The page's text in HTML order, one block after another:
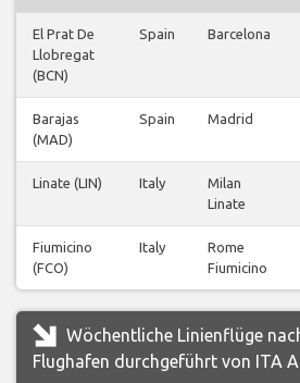
El Prat De
Llobregat
(BCN)
Spain Barcelona
Barajas
(MAD)
Spain Madrid
Linate (LIN) Italy
Milan
Linate
Fiumicino
(FCO)
Italy
Rome
Fiumicino
Wöchentliche Linienflüge
Flughafen durchgeführt von ITA